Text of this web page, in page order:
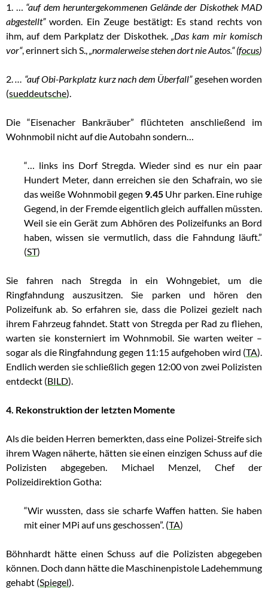
1. … “auf dem heruntergekommenen Gelände der Diskothek MAD
abgestellt”worden. Ein Zeuge bestätigt: Es stand rechts von
ihm, auf dem Parkplatz der Diskothek. „Das kam mir komisch
vor“, erinnert sich S.,„normalerweise stehen dort nie Autos.“ (focus)
2.… “auf Obi-Parkplatz kurz nach dem Überfall”gesehen worden
(sueddeutsche).
Die “Eisenacher Bankräuber” flüchteten anschließend im
Wohnmobil nicht auf die Autobahn sondern…
“… links ins Dorf Stregda. Wieder sind es nur ein paar
Hundert Meter, dann erreichen sie den Schafrain, wo sie
das weiße Wohnmobil gegen 9.45 Uhr parken. Eine ruhige
Gegend, in der Fremde eigentlich gleich auffallen müssten.
Weil sie ein Gerät zum Abhören des Polizeifunks an Bord
haben, wissen sie vermutlich, dass die Fahndung läuft.”
(ST)
Sie fahren nach Stregda in ein Wohngebiet, um die
Ringfahndung auszusitzen. Sie parken und hören den
Polizeifunk ab. So erfahren sie, dass die Polizei gezielt nach
ihrem Fahrzeug fahndet. Statt von Stregda per Rad zu fliehen,
warten sie konsterniert im Wohnmobil. Sie warten weiter –
sogar als die Ringfahndung gegen 11:15 aufgehoben wird (TA).
Endlich werden sie schließlich gegen 12:00 von zwei Polizisten
entdeckt (BILD).
4. Rekonstruktion der letzten Momente
Als die beiden Herren bemerkten, dass eine Polizei-Streife sich
ihrem Wagen näherte, hätten sie einen einzigen Schuss auf die
Polizisten abgegeben. Michael Menzel, Chef der
Polizeidirektion Gotha:
“Wir wussten, dass sie scharfe Waffen hatten. Sie haben
mit einer MPi auf uns geschossen”. (TA)
Böhnhardt hätte einen Schuss auf die Polizisten abgegeben
können. Doch dann hätte die Maschinenpistole Ladehemmung
gehabt (Spiegel).